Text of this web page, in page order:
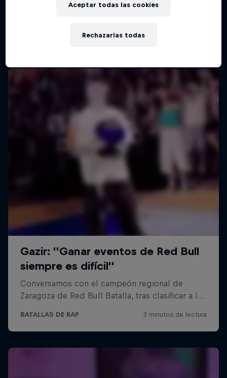
Rechazarlas todas
Aceptar todas las cookies